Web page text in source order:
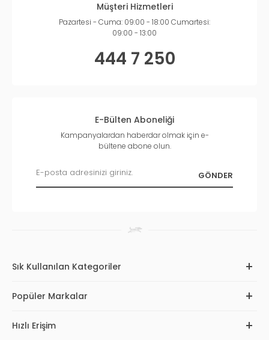
Müşteri Hizmetleri
Pazartesi - Cuma: 09:00 - 18:00 Cumartesi:
09:00 - 13:00
444 7 250
E-Bülten Aboneliği
Kampanyalardan haberdar olmak için e-
bültene abone olun.
Sık Kullanılan Kategoriler
Popüler Markalar
Hızlı Erişim